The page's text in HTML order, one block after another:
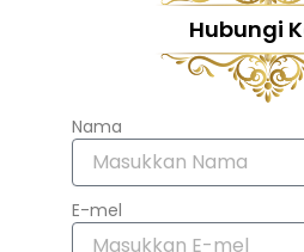
Hubungi
Nama
E-mel